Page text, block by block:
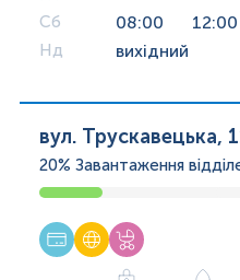
Сб 08:00 12:00
Нд вихідний
вул. Трускавецька,
20% Завантаження